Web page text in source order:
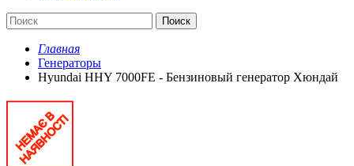
Поиск
Главная
Генераторы
Hyundai HHY 7000FE - Бензиновый генератор Хюндай